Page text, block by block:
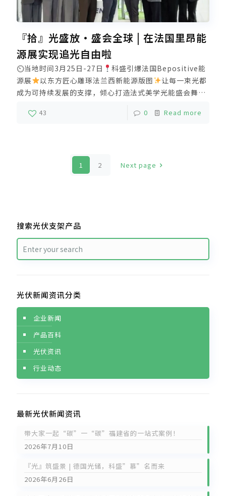
『拾』光盛放·盛会全球 | 在法国里昂能
源展实现追光自由啦
⏲当地时间3月25日-27日
科盛引爆法国Bepositive能
源展
以东方匠心雕琢法兰西新能源版图
让每一束光都
成为可持续发展的支撑，倾心打造法式美学光能盛会舞台
用全场景支架解决方案征服专业目光，让欧洲新老客户
更加认可和信赖，彰显国际化光伏支架整体解决方案制造
43 0 Read more
1 2 Next page
搜索光伏支架产品
光伏新闻资讯分类
企业新闻
产品百科
光伏资讯
行业动态
最新光伏新闻资讯
带大家一起“碳”一“碳”福建省的一站式案例！
2026年7月10日
『光』筑盛景 | 德国光储，科盛”慕”名而来
2026年6月26日